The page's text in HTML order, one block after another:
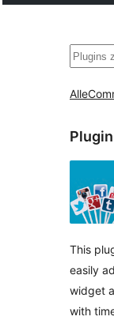
Zoeken
Alle
This
easily
widget
with